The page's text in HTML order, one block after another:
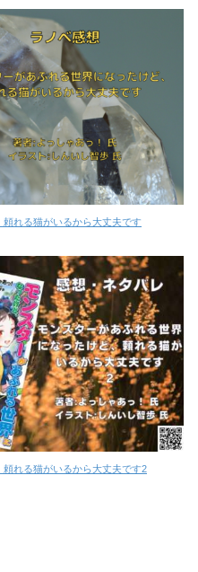
れる猫がいるから大丈夫です
れる猫がいるから大丈夫です2